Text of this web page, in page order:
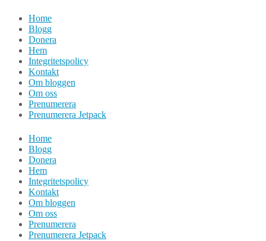
Hoppa
innehåll
Home
Blogg
Donera
Hem
Integritetspolicy
Kontakt
Om bloggen
Om oss
Prenumerera
Prenumerera Jetpack
Home
Blogg
Donera
Hem
Integritetspolicy
Kontakt
Om bloggen
Om oss
Prenumerera
Prenumerera Jetpack